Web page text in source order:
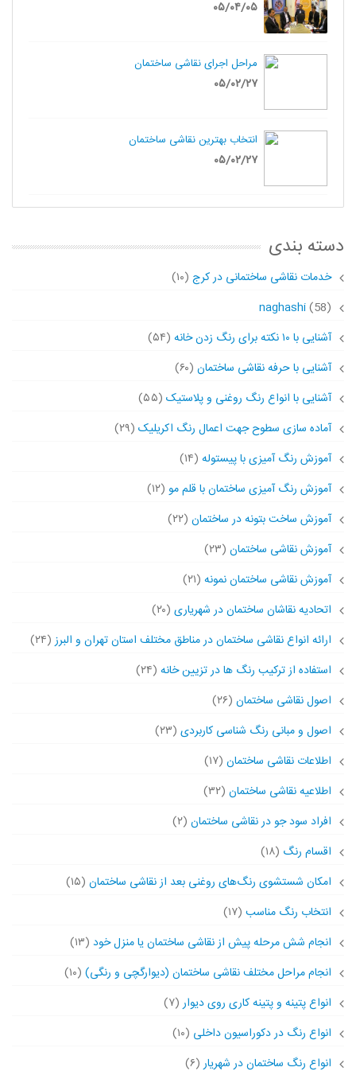
۰۵/۰۴/۰۵
مراحل اجرای نقاشی ساختمان
۰۵/۰۲/۲۷
انتخاب بهترین نقاشی ساختمان
۰۵/۰۲/۲۷
دسته بندی
خدمات نقاشی ساختمانی در کرج (۱۰)
naghashi(58)
آشنایی با ۱۰ نکته برای رنگ زدن خانه
(۵۴)
آشنایی با حرفه نقاشی ساختمان (۶۰)
آشنایی با انواع رنگ روغنی و پلاستیک (۵۵)
آماده سازی سطوح جهت اعمال رنگ اکریلیک (۲۹)
آموزش رنگ آمیزی با پیستوله (۱۴)
آموزش رنگ آمیزی ساختمان با قلم مو (۱۲)
آموزش ساخت بتونه در ساختمان (۲۲)
آموزش نقاشی ساختمان (۲۳)
آموزش نقاشی ساختمان نمونه (۲۱)
اتحادیه نقاشان ساختمان در شهریاری (۲۰)
ارائه انواع نقاشی ساختمان در مناطق مختلف استان تهران و البرز(۲۴)
استفاده از ترکیب رنگ ها در تزیین خانه (۲۴)
اصول نقاشی ساختمان (۲۶)
اصول و مبانی رنگ شناسی کاربردی (۲۳)
اطلاعات نقاشی ساختمان (۱۷)
اطلاعیه نقاشی ساختمان (۳۲)
افراد سود جو در نقاشی ساختمان (۲)
اقسام رنگ (۱۸)
امکان شستشوی رنگ‌های روغنی بعد از نقاشی ساختمان (۱۵)
انتخاب رنگ مناسب (۱۷)
انجام شش مرحله پیش از نقاشی ساختمان یا منزل خود (۱۳)
انجام مراحل مختلف نقاشی ساختمان (دیوارگچی و رنگی) (۱۰)
انواع پتینه و پتینه کاری روی دیوار(۷)
انواع رنگ در دکوراسیون داخلی (۱۰)
انواع رنگ ساختمان در شهریار(۶)